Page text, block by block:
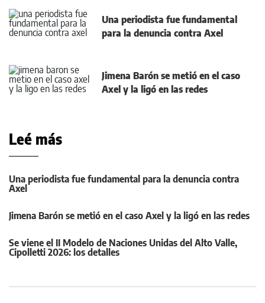
Una periodista fue fundamental
para la denuncia contra Axel
Jimena Barón se metió en el caso
Axel y la ligó en las redes
Leé más
Una periodista fue fundamental para la denuncia contra
Axel
Jimena Barón se metió en el caso Axel y la ligó en las redes
Se viene el II Modelo de Naciones Unidas del Alto Valle,
Cipolletti 2026: los detalles